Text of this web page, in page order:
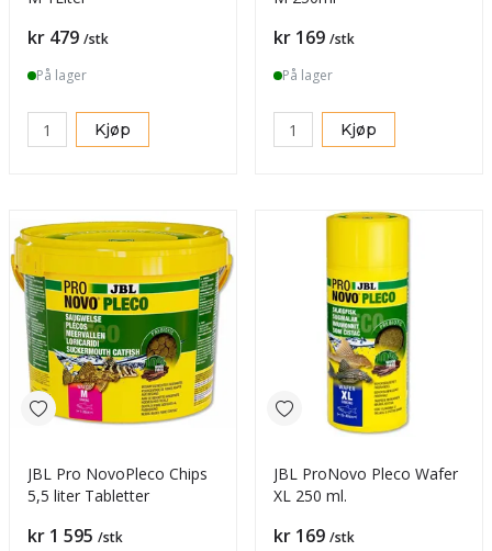
Pris
kr 479 /stk
På lager
Kjøp
Pris
kr 169 /stk
På lager
Kjøp
JBL Pro NovoPleco Chips
5,5 liter Tabletter
Pris
kr 1 595 /stk
JBL ProNovo Pleco Wafer
XL 250 ml.
Pris
kr 169 /stk